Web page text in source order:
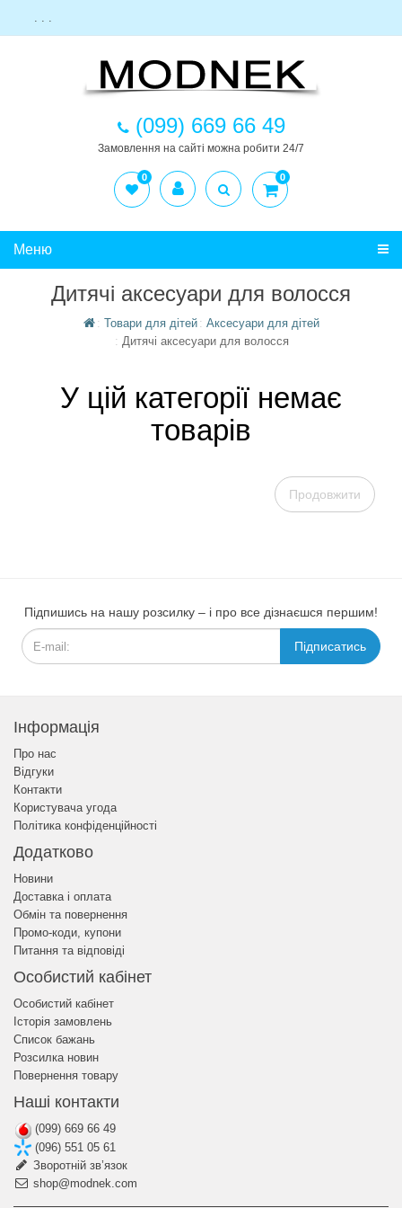
. . .
(099) 669 66 49
Замовлення на сайті можна робити 24/7
0 0
Меню
Дитячі аксесуари для волосся
Товари для дітей
Аксесуари для дітей
Дитячі аксесуари для волосся
У цій категорії немає
товарів
Продовжити
Підпишись на нашу розсилку – і про все дізнаєшся першим!
Підписатись
Інформація
Про нас
Відгуки
Контакти
Користувача угода
Політика конфіденційності
Додатково
Новини
Доставка і оплата
Обмін та повернення
Промо-коди, купони
Питання та відповіді
Особистий кабінет
Особистий кабінет
Історія замовлень
Список бажань
Розсилка новин
Повернення товару
Наші контакти
(099) 669 66 49
(096) 551 05 61
Зворотній зв’язок
shop@modnek.com